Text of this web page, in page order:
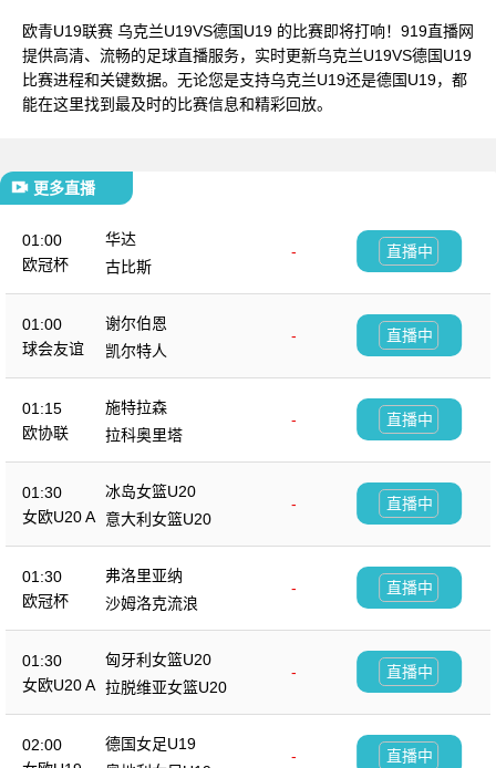
欧青U19联赛 乌克兰U19VS德国U19 的比赛即将打响！919直播网
提供高清、流畅的足球直播服务，实时更新乌克兰U19VS德国U19
比赛进程和关键数据。无论您是支持乌克兰U19还是德国U19，都
能在这里找到最及时的比赛信息和精彩回放。
更多直播
01:00
欧冠杯
华达
-
古比斯
直播中
01:00
球会友谊
谢尔伯恩
-
凯尔特人
直播中
01:15
欧协联
施特拉森
-
拉科奥里塔
直播中
01:30
女欧U20 A
冰岛女篮U20
-
意大利女篮U20
直播中
01:30
欧冠杯
弗洛里亚纳
-
沙姆洛克流浪
直播中
01:30
女欧U20 A
匈牙利女篮U20
-
拉脱维亚女篮U20
直播中
02:00
德国女足U19
-
直播中